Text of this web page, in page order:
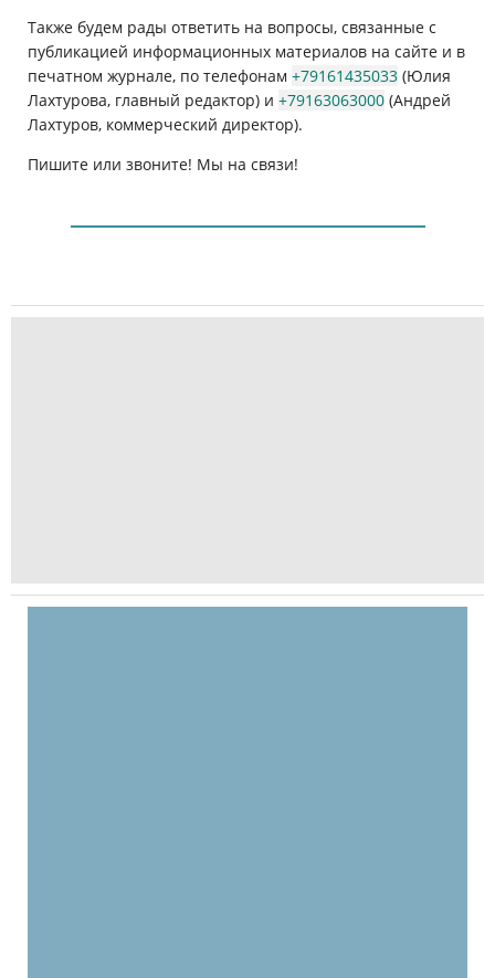
Также будем рады ответить на вопросы, связанные с
публикацией информационных материалов на сайте и в
печатном журнале, по телефонам +79161435033 (Юлия
Лахтурова, главный редактор) и +79163063000 (Андрей
Лахтуров, коммерческий директор).
Пишите или звоните! Мы на связи!